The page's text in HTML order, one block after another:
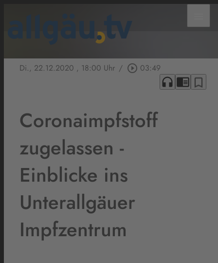
Di., 22.12.2020 , 18:00 Uhr / play_circle_outline 03:49
headphones chrome_reader_mode bookmark_border
Coronaimpfstoff
zugelassen -
Einblicke ins
Unterallgäuer
Impfzentrum